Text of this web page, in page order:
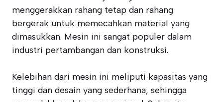
menggerakkan rahang tetap dan rahang
bergerak untuk memecahkan material yang
dimasukkan. Mesin ini sangat populer dalam
industri pertambangan dan konstruksi.
Kelebihan dari mesin ini meliputi kapasitas yang
tinggi dan desain yang sederhana, sehingga